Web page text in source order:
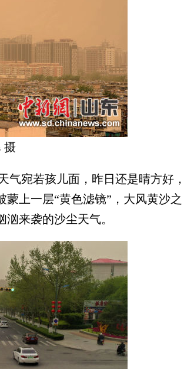
摄
宛若孩儿面，昨日还是晴方好，
上一层“黄色滤镜”，大风黄沙之
来袭的沙尘天气。